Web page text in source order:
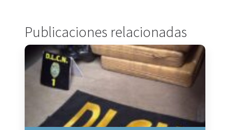
Publicaciones relacionadas